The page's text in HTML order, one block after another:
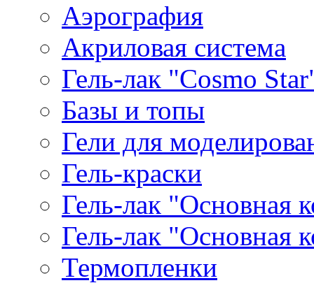
Аэрография
Акриловая система
Гель-лак "Cosmo
Базы и топы
Гели для
Гель-краски
Гель-лак "Основная
Гель-лак "Основная
Термопленки